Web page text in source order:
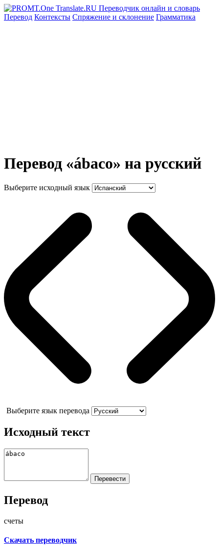
Перевод Контексты Спряжение и склонение Грамматика
Перевод «ábaco» на русский
Выберите исходный язык
Выберите язык перевода
Исходный текст
Перевод
счеты
Скачать переводчик